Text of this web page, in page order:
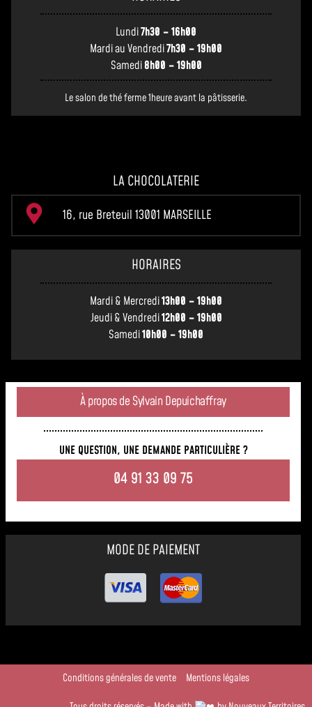
Lundi7h30 – 16h00
Mardi au Vendredi7h30 – 19h00
Samedi8h00 – 19h00
Le salon de thé ferme 1heure avant la pâtisserie.
LA CHOCOLATERIE
16, rue Breteuil 13001 MARSEILLE
HORAIRES
Mardi & Mercredi13h00 – 19h00
Jeudi & Vendredi12h00 – 19h00
Samedi10h00 – 19h00
À propos de Sylvain Depuichaffray
UNE QUESTION, UNE DEMANDE PARTICULIÈRE ?
04 91 33 09 75
MODE DE PAIEMENT
Conditions générales de vente Mentions légales